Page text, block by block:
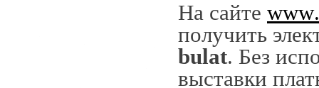
На сайте www
получить
bulat. Без
выставки